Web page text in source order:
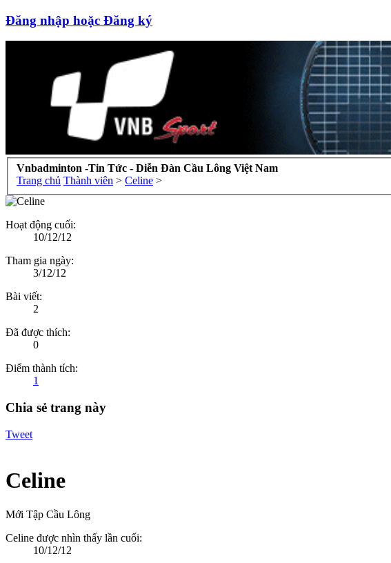
Đăng nhập hoặc Đăng ký
Vnbadminton -Tin Tức - Diễn Đàn Cầu Lông Việt Nam
Trang chủ Thành viên > Celine >
Hoạt động cuối:
10/12/12
Tham gia ngày:
3/12/12
Bài viết:
2
Đã được thích:
0
Điểm thành tích:
1
Chia sẻ trang này
Tweet
Celine
Mới Tập Cầu Lông
Celine được nhìn thấy lần cuối:
10/12/12